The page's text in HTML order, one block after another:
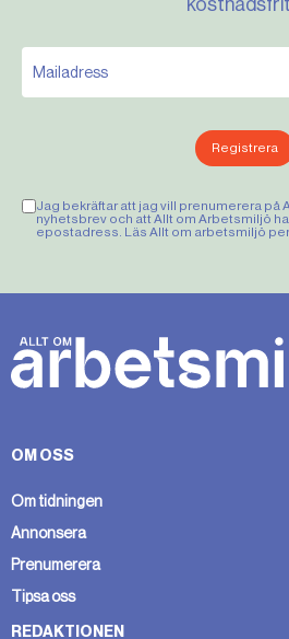
Registrera
Jag bekräftar att jag vill prenumerera på
nyhetsbrev och att Allt om Arbetsmiljö
epostadress. Läs Allt om arbetsmiljö
OM OSS
Om tidningen
Annonsera
Prenumerera
Tipsa oss
REDAKTIONEN